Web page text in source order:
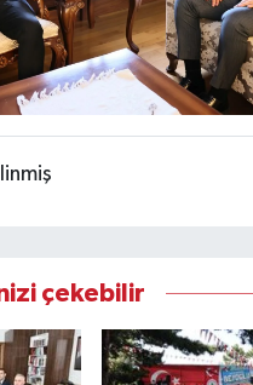
çekebilir